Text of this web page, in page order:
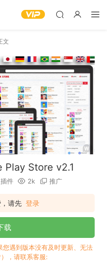
文
Store v2.1
件 2k 推广
请先 登录
载
遇到版本没有及时更新、无法
，请联系客服: